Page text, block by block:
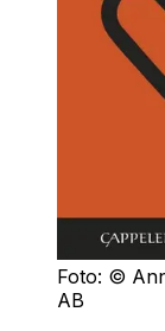
Foto: ©
AB